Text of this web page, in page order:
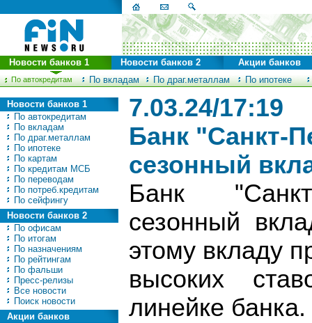
По автокредитам По вкладам По драг.металлам По ипотеке
Новости банков 1 Новости банков 2 Акции банков
Новости банков 1
По автокредитам
По вкладам
По драг.металлам
По ипотеке
По картам
По кредитам МСБ
По переводам
По потреб.кредитам
По сейфингу
Новости банков 2
По офисам
По итогам
По назначениям
По рейтингам
По фальши
Пресс-релизы
Все новости
Поиск новости
Акции банков
7.03.24/17:19
Банк "Санкт-
сезонный
Банк
сезонный
этому вкладу
высоких
линейке банка.